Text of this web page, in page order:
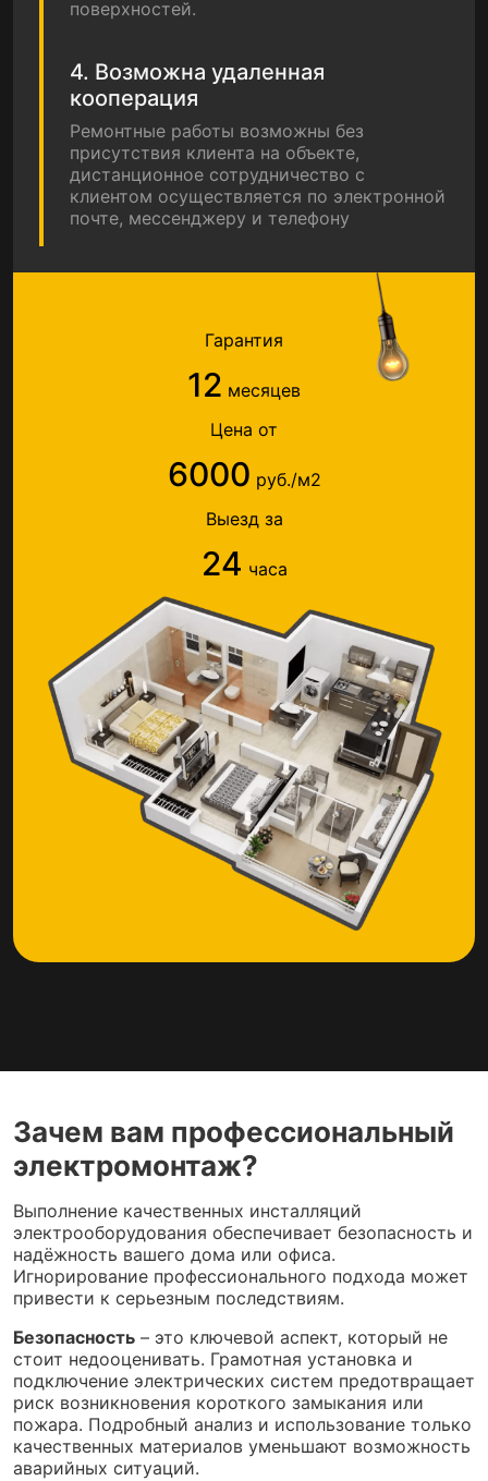
поверхностей.
4. Возможна удаленная
кооперация
Ремонтные работы возможны без
присутствия клиента на объекте,
дистанционное сотрудничество с
клиентом осуществляется по электронной
почте, мессенджеру и телефону
Гарантия
12 месяцев
Цена от
6000 руб./м2
Выезд за
24 часа
Зачем вам профессиональный
электромонтаж?
Выполнение качественных инсталляций
электрооборудования обеспечивает безопасность и
надёжность вашего дома или офиса.
Игнорирование профессионального подхода может
привести к серьезным последствиям.
Безопасность – это ключевой аспект, который не
стоит недооценивать. Грамотная установка и
подключение электрических систем предотвращает
риск возникновения короткого замыкания или
пожара. Подробный анализ и использование только
качественных материалов уменьшают возможность
аварийных ситуаций.